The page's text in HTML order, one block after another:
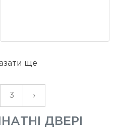
ще
3 ›
ДВЕРІ